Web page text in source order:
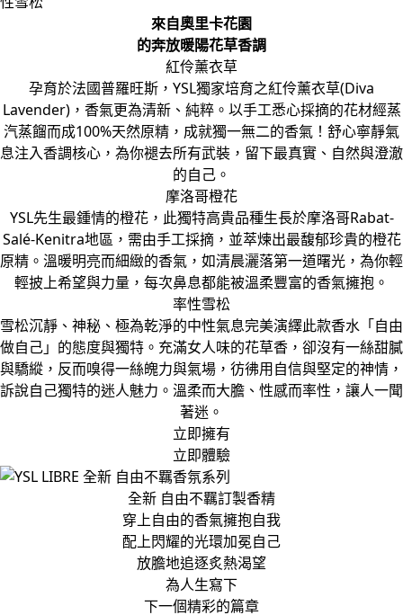
來自奧里卡花園
的奔放暖陽花草香調
紅伶薰衣草
孕育於法國普羅旺斯，YSL獨家培育之紅伶薰衣草(Diva
Lavender)，香氣更為清新、純粹。以手工悉心採摘的花材經蒸
汽蒸餾而成100%天然原精，成就獨一無二的香氣！舒心寧靜氣
息注入香調核心，為你褪去所有武裝，留下最真實、自然與澄澈
的自己。
摩洛哥橙花
YSL先生最鍾情的橙花，此獨特高貴品種生長於摩洛哥Rabat-
Salé-Kenitra地區，需由手工採摘，並萃煉出最馥郁珍貴的橙花
原精。溫暖明亮而細緻的香氣，如清晨灑落第一道曙光，為你輕
輕披上希望與力量，每次鼻息都能被溫柔豐富的香氣擁抱。
率性雪松
雪松沉靜、神秘、極為乾淨的中性氣息完美演繹此款香水「自由
做自己」的態度與獨特。充滿女人味的花草香，卻沒有一絲甜膩
與驕縱，反而嗅得一絲魄力與氣場，彷彿用自信與堅定的神情，
訴說自己獨特的迷人魅力。溫柔而大膽、性感而率性，讓人一聞
著迷。
立即擁有
立即體驗
全新 自由不羈訂製香精
穿上自由的香氣擁抱自我
配上閃耀的光環加冕自己
放膽地追逐炙熱渴望
為人生寫下
下一個精彩的篇章